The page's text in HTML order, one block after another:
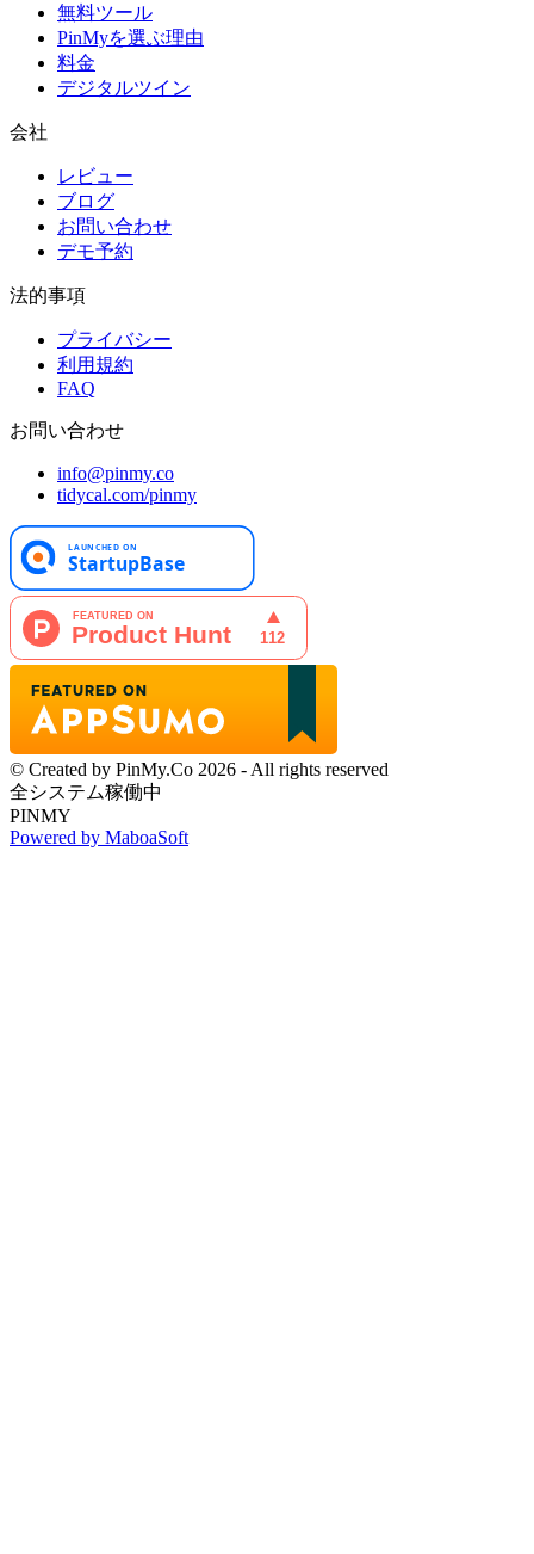
無料ツール
PinMyを選ぶ理由
料金
デジタルツイン
会社
レビュー
ブログ
お問い合わせ
デモ予約
法的事項
プライバシー
利用規約
FAQ
お問い合わせ
info@pinmy.co
tidycal.com/pinmy
© Created by PinMy.Co 2026 - All rights reserved
全システム稼働中
PINMY
Powered by MaboaSoft